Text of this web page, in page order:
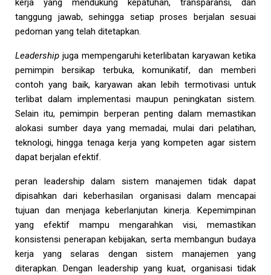
kerja yang mendukung kepatuhan, transparansi, dan
tanggung jawab, sehingga setiap proses berjalan sesuai
pedoman yang telah ditetapkan.
Leadership juga mempengaruhi keterlibatan karyawan ketika
pemimpin bersikap terbuka, komunikatif, dan memberi
contoh yang baik, karyawan akan lebih termotivasi untuk
terlibat dalam implementasi maupun peningkatan sistem.
Selain itu, pemimpin berperan penting dalam memastikan
alokasi sumber daya yang memadai, mulai dari pelatihan,
teknologi, hingga tenaga kerja yang kompeten agar sistem
dapat berjalan efektif.
peran leadership dalam sistem manajemen tidak dapat
dipisahkan dari keberhasilan organisasi dalam mencapai
tujuan dan menjaga keberlanjutan kinerja. Kepemimpinan
yang efektif mampu mengarahkan visi, memastikan
konsistensi penerapan kebijakan, serta membangun budaya
kerja yang selaras dengan sistem manajemen yang
diterapkan. Dengan leadership yang kuat, organisasi tidak